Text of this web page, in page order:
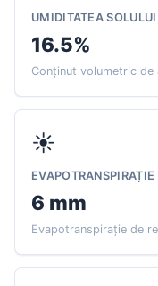
UMIDITATEA
16.5%
Conținut volumetric de
☀
EVAPOTRANSPIRAȚIE
6 mm
Evapotranspirație de